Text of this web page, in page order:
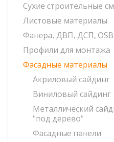
Сухие строительные
Листовые материалы
Фанера, ДВП, ДСП, OSB
Профили для монтажа
Фасадные материалы
Акриловый сайдинг
Виниловый сайдинг
Металлический
"под дерево"
Фасадные панели